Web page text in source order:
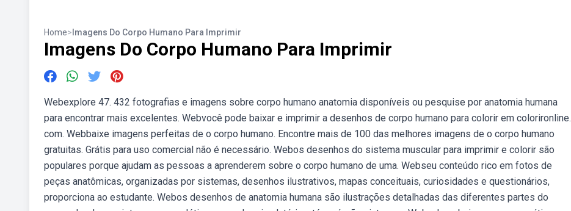
Home> Imagens Do Corpo Humano Para Imprimir
Imagens Do Corpo Humano Para Imprimir
Webexplore 47. 432 fotografias e imagens sobre corpo humano anatomia disponíveis ou pesquise por anatomia humana
para encontrar mais excelentes. Webvocê pode baixar e imprimir a desenhos de corpo humano para colorir em colorironline.
com. Webbaixe imagens perfeitas de o corpo humano. Encontre mais de 100 das melhores imagens de o corpo humano
gratuitas. Grátis para uso comercial não é necessário. Webos desenhos do sistema muscular para imprimir e colorir são
populares porque ajudam as pessoas a aprenderem sobre o corpo humano de uma. Webseu conteúdo rico em fotos de
peças anatômicas, organizadas por sistemas, desenhos ilustrativos, mapas conceituais, curiosidades e questionários,
proporciona ao estudante. Webos desenhos de anatomia humana são ilustrações detalhadas das diferentes partes do